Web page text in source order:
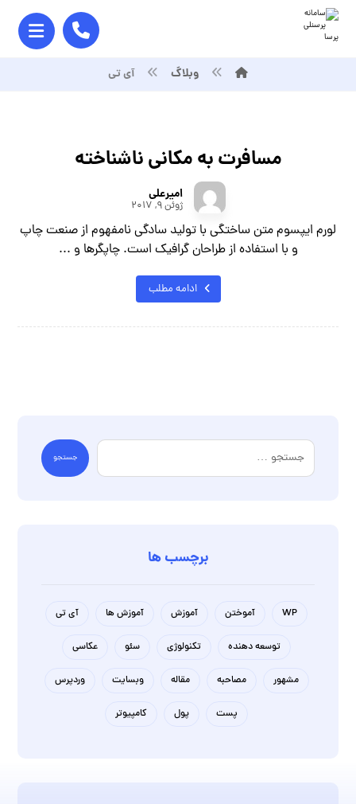
وبلاگ آی تی
مسافرت به مکانی ناشناخته
امیرعلی
ژوئن ۹, ۲۰۱۷
لورم ایپسوم متن ساختگی با تولید سادگی نامفهوم از صنعت چاپ
و با استفاده از طراحان گرافیک است. چاپگرها و ...
ادامه مطلب
جستجو
برچسب ها
WP آموختن آموزش آموزش ها آی تی
توسعه دهنده تکنولوژی سئو عکاسی
مشهور مصاحبه مقاله وبسایت وردپرس
پست پول کامپیوتر